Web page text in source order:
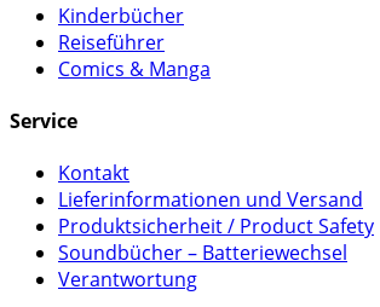
Kinderbücher
Reiseführer
Comics & Manga
Service
Kontakt
Lieferinformationen und Versand
Produktsicherheit / Product Safety
Soundbücher – Batteriewechsel
Verantwortung